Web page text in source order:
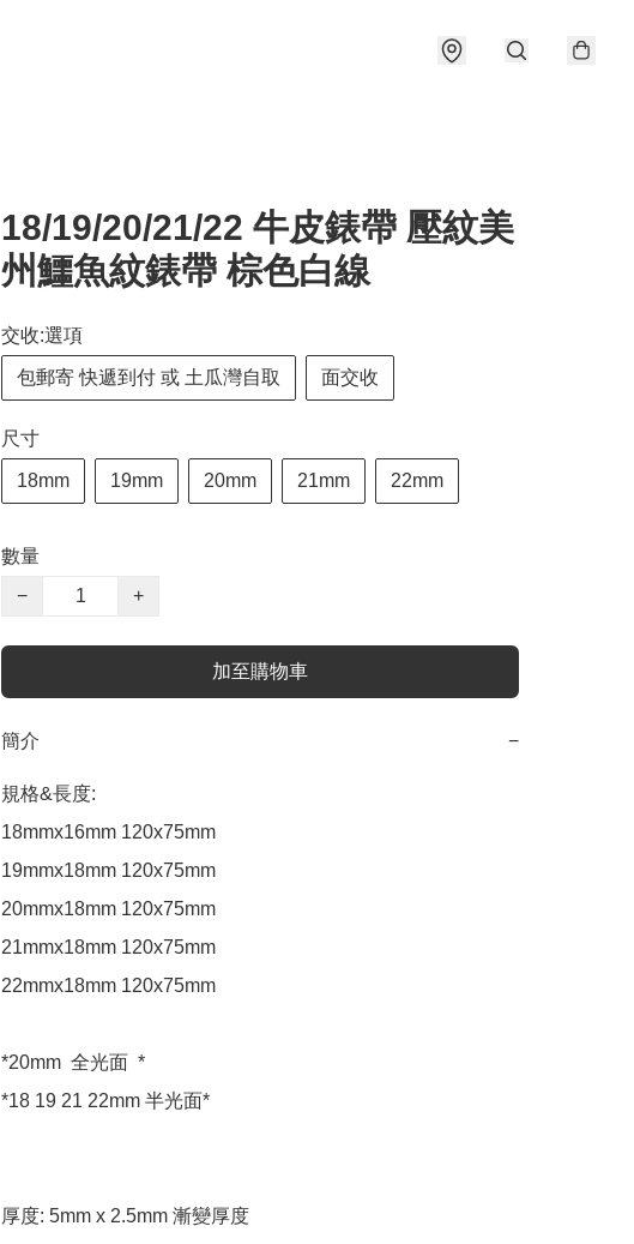
18/19/20/21/22 牛皮錶帶 壓紋美
州鱷魚紋錶帶 棕色白線
交收:選項
包郵寄 快遞到付 或 土瓜灣自取 面交收
尺寸
18mm 19mm 20mm 21mm 22mm
數量
−
+
加至購物車
簡介 −
規格&長度:
18mmx16mm 120x75mm
19mmx18mm 120x75mm
20mmx18mm 120x75mm
21mmx18mm 120x75mm
22mmx18mm 120x75mm
*20mm  全光面  *
*18 19 21 22mm 半光面*
厚度: 5mm x 2.5mm 漸變厚度